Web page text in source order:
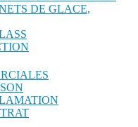
DE GLACE,